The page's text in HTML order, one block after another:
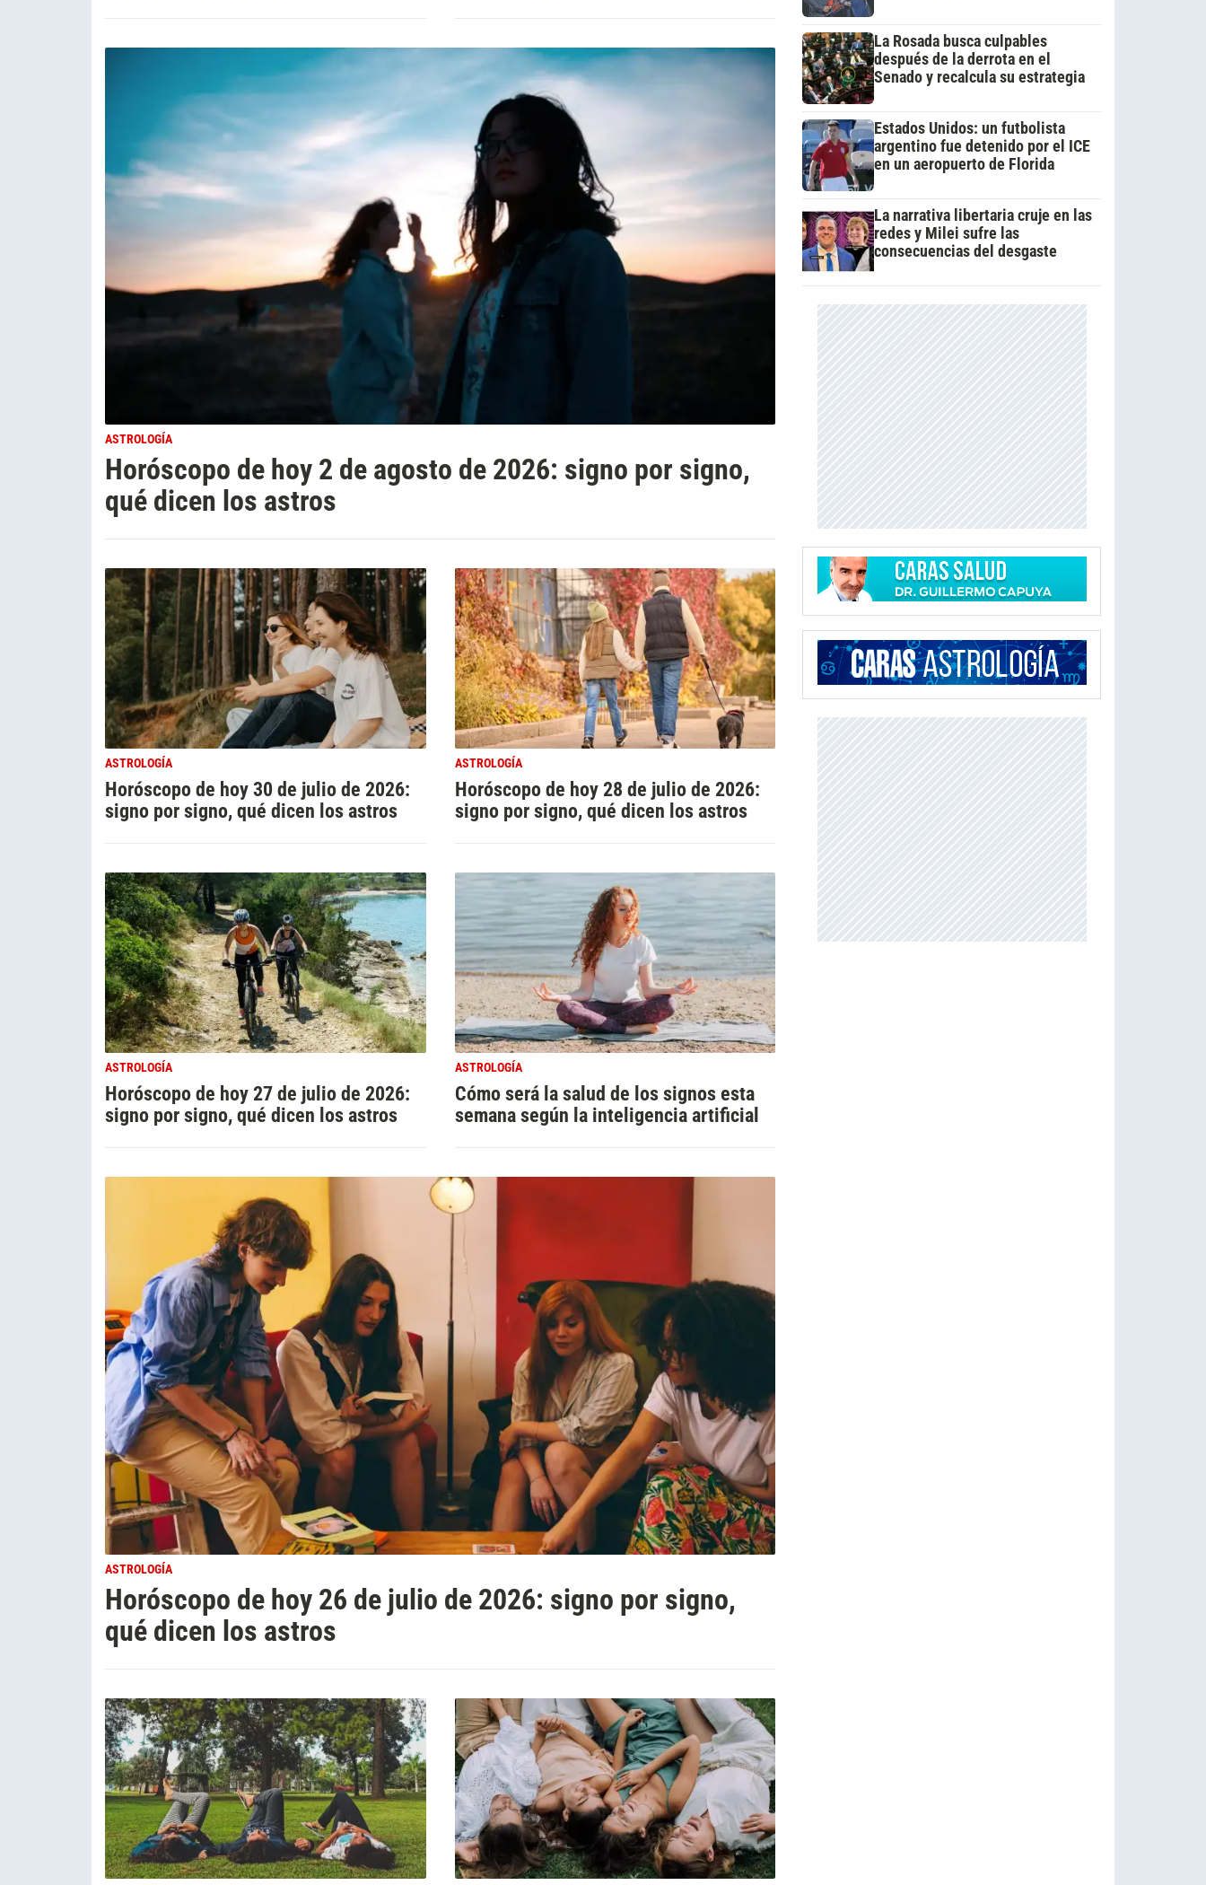
ASTROLOGÍA
Horóscopo de hoy 2 de agosto de 2026: signo por signo,
qué dicen los astros
ASTROLOGÍA
Horóscopo de hoy 30 de julio de 2026:
signo por signo, qué dicen los astros
ASTROLOGÍA
Horóscopo de hoy 28 de julio de 2026:
signo por signo, qué dicen los astros
ASTROLOGÍA
Horóscopo de hoy 27 de julio de 2026:
signo por signo, qué dicen los astros
ASTROLOGÍA
Cómo será la salud de los signos esta
semana según la inteligencia artificial
ASTROLOGÍA
Horóscopo de hoy 26 de julio de 2026: signo por signo,
qué dicen los astros
La Rosada busca culpables
después de la derrota en el
Senado y recalcula su estrategia
Estados Unidos: un futbolista
argentino fue detenido por el ICE
en un aeropuerto de Florida
La narrativa libertaria cruje en las
redes y Milei sufre las
consecuencias del desgaste